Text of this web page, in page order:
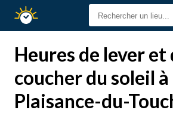
Calendrier
Solaire
Heures de lever et
coucher du soleil à
Plaisance-du-